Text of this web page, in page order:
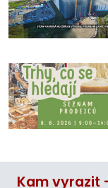
Kam vyrazit